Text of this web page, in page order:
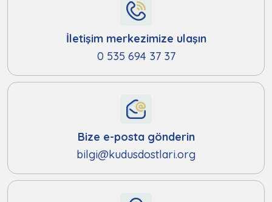
İletişim merkezimize ulaşın
0 535 694 37 37
Bize e-posta gönderin
bilgi@kudusdostlari.org